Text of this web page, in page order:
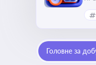
Головне за